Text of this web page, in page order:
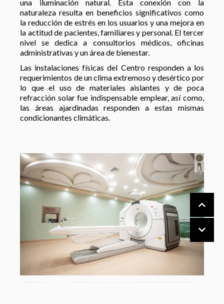
una iluminación natural. Esta conexión con la
naturaleza resulta en beneficios significativos como
la reducción de estrés en los usuarios y una mejora en
la actitud de pacientes, familiares y personal. El tercer
nivel se dedica a consultorios médicos, oficinas
administrativas y un área de bienestar.
Las instalaciones físicas del Centro responden a los
requerimientos de un clima extremoso y desértico por
lo que el uso de materiales aislantes y de poca
refracción solar fue indispensable emplear, así como,
las áreas ajardinadas responden a estas mismas
condicionantes climáticas.